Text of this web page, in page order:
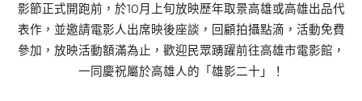
影節正式開跑前，於10月上旬放映歷年取景高雄或高雄出品代
表作，並邀請電影人出席映後座談，回顧拍攝點滴，活動免費
參加，放映活動額滿為止，歡迎民眾踴躍前往高雄市電影館，
一同慶祝屬於高雄人的「雄影二十」！